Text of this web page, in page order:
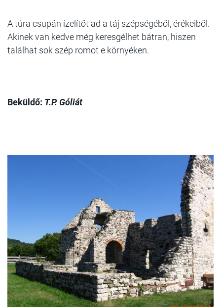
A túra csupán ízelítőt ad a táj szépségéből, érékeiből.
Akinek van kedve még keresgélhet bátran, hiszen
találhat sok szép romot e környéken.
Beküldő: T.P. Góliát